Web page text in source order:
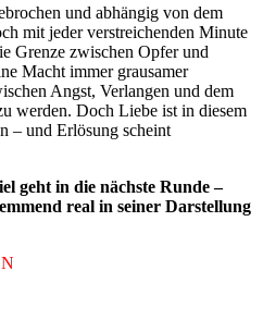
und abhängig von dem
mit jeder verstreichenden Minute
Grenze zwischen Opfer und
Macht immer grausamer
Angst, Verlangen und dem
werden. Doch Liebe ist in diesem
– und Erlösung scheint
geht in die nächste Runde –
real in seiner Darstellung